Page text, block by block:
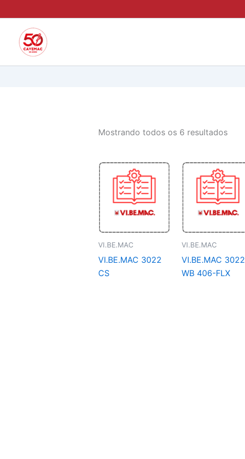
para
conteúdo
Mostrando todos os 6 resultados
VI.BE.MAC
VI.BE.MAC 3022
CS
VI.BE.MAC
VI.BE.MAC 3022
WB 406-FLX